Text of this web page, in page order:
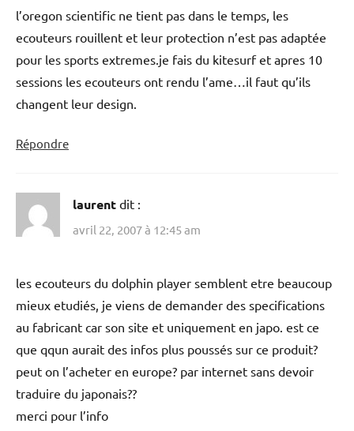
l’oregon scientific ne tient pas dans le temps, les
ecouteurs rouillent et leur protection n’est pas adaptée
pour les sports extremes.je fais du kitesurf et apres 10
sessions les ecouteurs ont rendu l’ame…il faut qu’ils
changent leur design.
Répondre
laurent dit :
avril 22, 2007 à 12:45 am
les ecouteurs du dolphin player semblent etre beaucoup
mieux etudiés, je viens de demander des specifications
au fabricant car son site et uniquement en japo. est ce
que qqun aurait des infos plus poussés sur ce produit?
peut on l’acheter en europe? par internet sans devoir
traduire du japonais??
merci pour l’info